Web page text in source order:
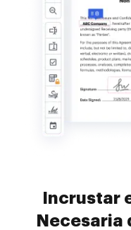
Incrustar
Necesaria